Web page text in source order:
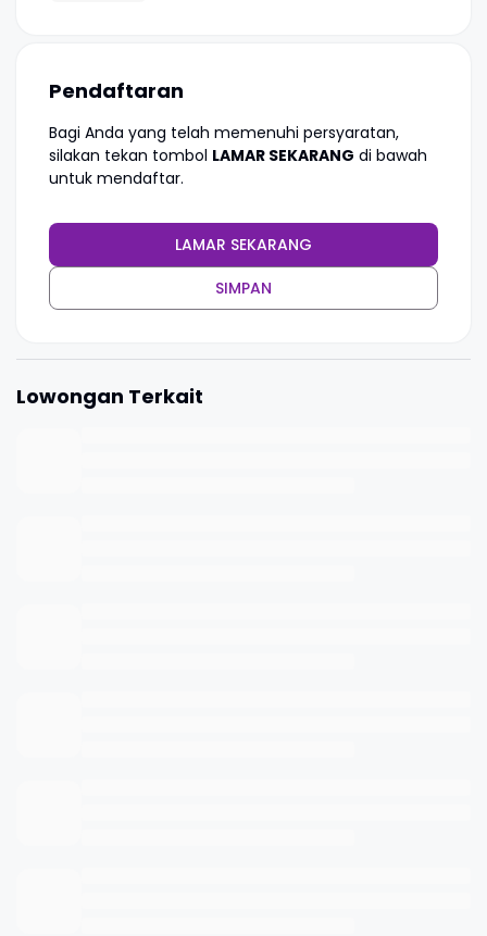
Pendaftaran
Bagi Anda yang telah memenuhi persyaratan,
silakan tekan tombol LAMAR SEKARANG di bawah
untuk mendaftar.
LAMAR SEKARANG
SIMPAN
Lowongan Terkait